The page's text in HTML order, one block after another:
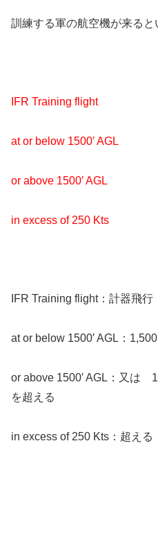
訓練する軍の航空機が来ると
IFR Training flight
at or below 1500′ AGL
or above 1500′ AGL
in excess of 250 Kts
IFR Training flight：計器飛
at or below 1500′ AGL：
or above 1500′ AGL：又は
を超える
in excess of 250 Kts：超え